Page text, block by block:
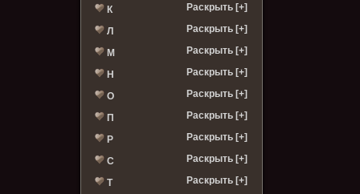
К Раскрыть [+]
Л Раскрыть [+]
М Раскрыть [+]
Н Раскрыть [+]
О Раскрыть [+]
П Раскрыть [+]
Р Раскрыть [+]
С Раскрыть [+]
Т Раскрыть [+]